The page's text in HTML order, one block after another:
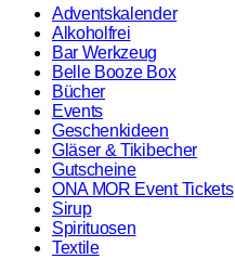
Menge
Adventskalender
Alkoholfrei
Bar Werkzeug
Belle Booze Box
Bücher
Events
Geschenkideen
Gläser & Tikibecher
Gutscheine
ONA MOR Event Tickets
Sirup
Spirituosen
Textile